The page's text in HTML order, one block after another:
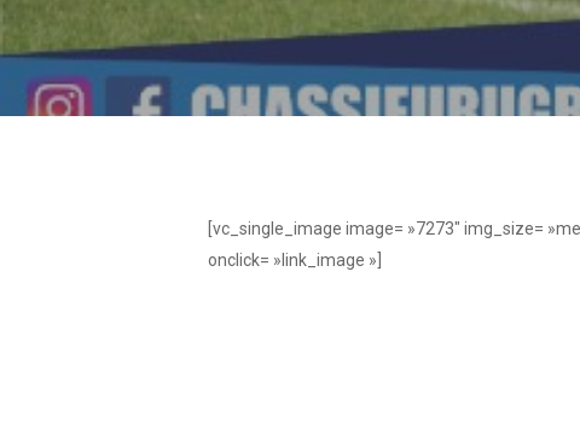
[vc_single_image image= »7273″ img_size=
onclick= »link_image »]